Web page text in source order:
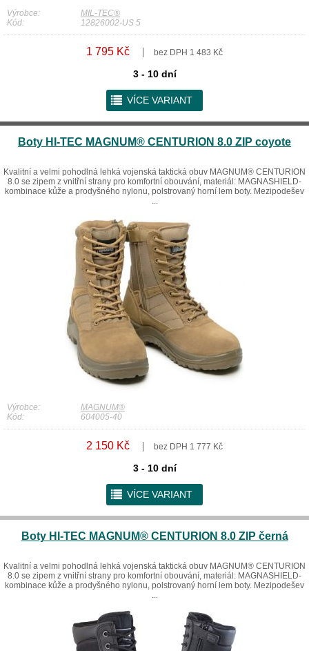
Výrobce:
MIL-TEC®
Kód:
12826002-US 5
1 795 Kč bez DPH 1 483 Kč
3 - 10 dní
r VÍCE VARIANT
Boty HI-TEC MAGNUM® CENTURION 8.0 ZIP coyote
Kvalitní a velmi pohodlná lehká vojenská taktická obuv MAGNUM® CENTURION
8.0 se zipem z vnitřní strany pro komfortní obouvání, materiál: MAGNASHIELD-
kombinace kůže a prodyšného nylonu, polstrovaný horní lem boty. Mezipodešev
...
Výrobce:
MAGNUM®
Kód:
604005-40
2 150 Kč bez DPH 1 777 Kč
3 - 10 dní
r VÍCE VARIANT
Boty HI-TEC MAGNUM® CENTURION 8.0 ZIP černá
Kvalitní a velmi pohodlná lehká vojenská taktická obuv MAGNUM® CENTURION
8.0 se zipem z vnitřní strany pro komfortní obouvání, materiál: MAGNASHIELD-
kombinace kůže a prodyšného nylonu, polstrovaný horní lem boty. Mezipodešev
...